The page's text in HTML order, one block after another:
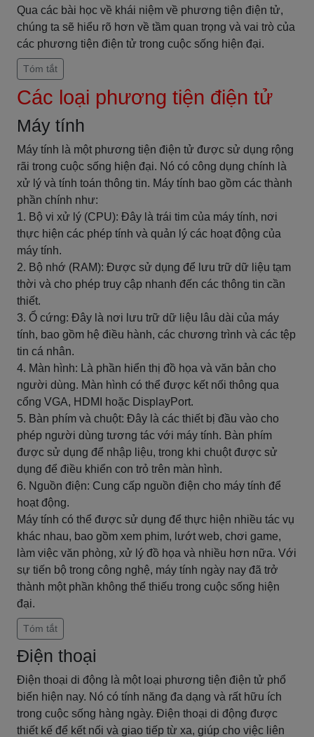
Qua các bài học về khái niệm về phương tiện điện tử,
chúng ta sẽ hiểu rõ hơn về tầm quan trọng và vai trò của
các phương tiện điện tử trong cuộc sống hiện đại.
Tóm tắt
Các loại phương tiện điện tử
Máy tính
Máy tính là một phương tiện điện tử được sử dụng rộng
rãi trong cuộc sống hiện đại. Nó có công dụng chính là
xử lý và tính toán thông tin. Máy tính bao gồm các thành
phần chính như:
1. Bộ vi xử lý (CPU): Đây là trái tim của máy tính, nơi
thực hiện các phép tính và quản lý các hoạt động của
máy tính.
2. Bộ nhớ (RAM): Được sử dụng để lưu trữ dữ liệu tạm
thời và cho phép truy cập nhanh đến các thông tin cần
thiết.
3. Ổ cứng: Đây là nơi lưu trữ dữ liệu lâu dài của máy
tính, bao gồm hệ điều hành, các chương trình và các tệp
tin cá nhân.
4. Màn hình: Là phần hiển thị đồ họa và văn bản cho
người dùng. Màn hình có thể được kết nối thông qua
cổng VGA, HDMI hoặc DisplayPort.
5. Bàn phím và chuột: Đây là các thiết bị đầu vào cho
phép người dùng tương tác với máy tính. Bàn phím
được sử dụng để nhập liệu, trong khi chuột được sử
dụng để điều khiển con trỏ trên màn hình.
6. Nguồn điện: Cung cấp nguồn điện cho máy tính để
hoạt động.
Máy tính có thể được sử dụng để thực hiện nhiều tác vụ
khác nhau, bao gồm xem phim, lướt web, chơi game,
làm việc văn phòng, xử lý đồ họa và nhiều hơn nữa. Với
sự tiến bộ trong công nghệ, máy tính ngày nay đã trở
thành một phần không thể thiếu trong cuộc sống hiện
đại.
Tóm tắt
Điện thoại
Điện thoại di động là một loại phương tiện điện tử phổ
biến hiện nay. Nó có tính năng đa dạng và rất hữu ích
trong cuộc sống hàng ngày. Điện thoại di động được
thiết kế để kết nối và giao tiếp từ xa, giúp cho việc liên